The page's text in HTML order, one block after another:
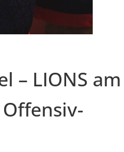
– LIONS am